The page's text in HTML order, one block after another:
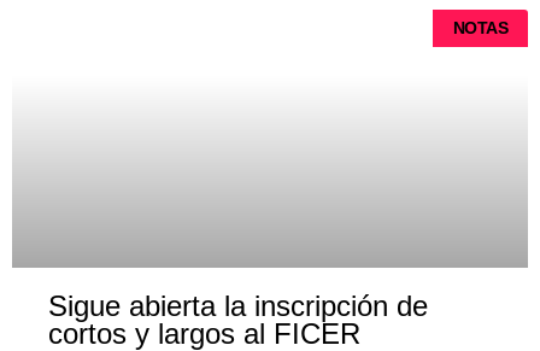
NOTAS
Sigue abierta la inscripción de
cortos y largos al FICER